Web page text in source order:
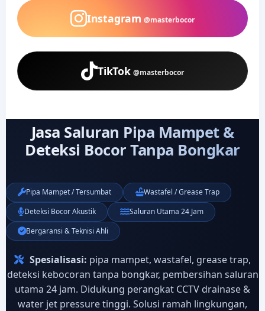
Instagram @masterbocor
TikTok @masterbocor
Jasa Saluran Pipa Mampet &
Deteksi Bocor Tanpa Bongkar
Pipa Mampet / Tersumbat
Wastafel / Grease Trap
Deteksi Bocor Akustik
Saluran Utama 24 Jam
Bergaransi & Teknisi Ahli
Spesialisasi: pipa mampet, wastafel, grease trap,
deteksi kebocoran tanpa bongkar, pembersihan saluran
utama 24 jam. Didukung perangkat CCTV drainase &
water jet pressure tinggi. Solusi ramah lingkungan,